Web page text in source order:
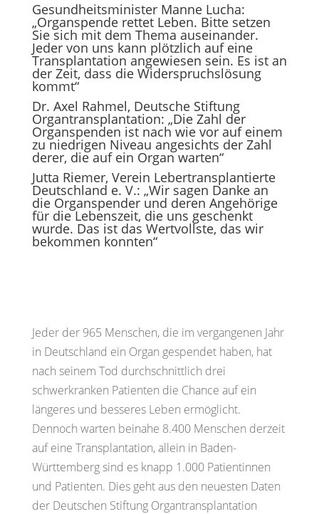
Gesundheitsminister Manne Lucha:
„Organspende rettet Leben. Bitte setzen
Sie sich mit dem Thema auseinander.
Jeder von uns kann plötzlich auf eine
Transplantation angewiesen sein. Es ist an
der Zeit, dass die Widerspruchslösung
kommt“
Dr. Axel Rahmel, Deutsche Stiftung
Organtransplantation: „Die Zahl der
Organspenden ist nach wie vor auf einem
zu niedrigen Niveau angesichts der Zahl
derer, die auf ein Organ warten“
Jutta Riemer, Verein Lebertransplantierte
Deutschland e. V.: „Wir sagen Danke an
die Organspender und deren Angehörige
für die Lebenszeit, die uns geschenkt
wurde. Das ist das Wertvollste, das wir
bekommen konnten“
Jeder der 965 Menschen, die im vergangenen Jahr
in Deutschland ein Organ gespendet haben, hat
nach seinem Tod durchschnittlich drei
schwerkranken Patienten die Chance auf ein
längeres und besseres Leben ermöglicht.
Dennoch warten beinahe 8.400 Menschen derzeit
auf eine Transplantation, allein in Baden-
Württemberg sind es knapp 1.000 Patientinnen
und Patienten. Dies geht aus den neuesten Daten
der Deutschen Stiftung Organtransplantation